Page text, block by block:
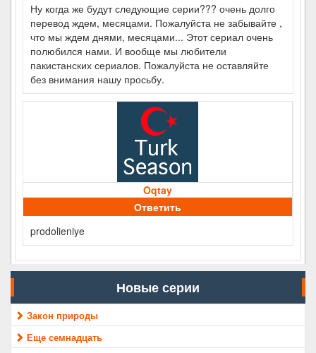
Ну когда же будут следующие серии??? очень долго
перевод ждем, месяцами. Пожалуйста не забывайте ,
что мы ждем днями, месяцами... Этот сериал очень
полюбился нами. И вообще мы любители
пакистанских сериалов. Пожалуйста не оставляйте
без внимания нашу просьбу.
Oqtay
Ответить
prodolieniye
Новые серии
Закон природы
Еще семнадцать